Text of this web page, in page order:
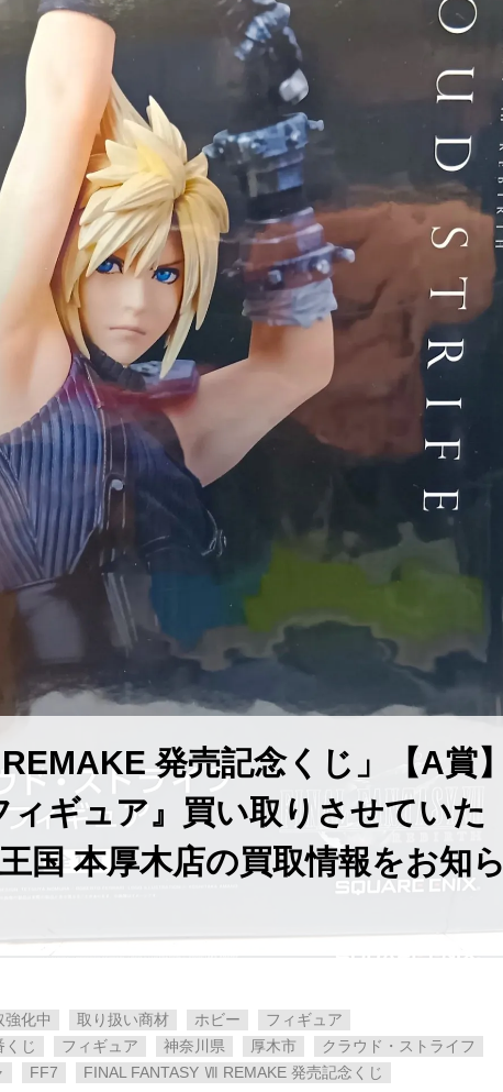
発売記念くじ」【A賞】
ギュア』買い取りさせていた
国 本厚木店の買取情報をお知ら
強化中 取り扱い商材 ホビー
フィギュア
くじ フィギュア 神奈川県 厚木市
クラウド・ストライフ
FF7 FINAL FANTASY Ⅶ REMAKE 発売記念くじ